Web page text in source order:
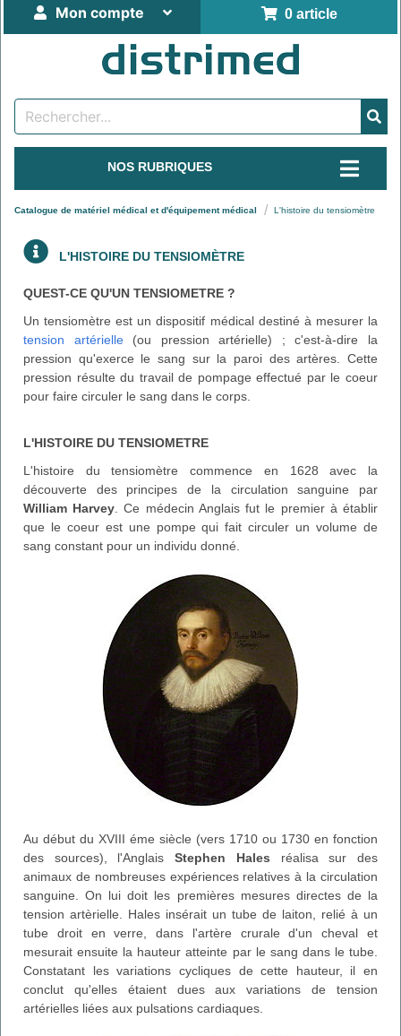
0 article
Mon compte
NOS RUBRIQUES
Catalogue de matériel médical et d'équipement médical L'histoire du tensiomètre
L'HISTOIRE DU TENSIOMÈTRE
QUEST-CE QU'UN TENSIOMETRE ?
Un tensiomètre est un dispositif médical destiné à mesurer la
tension artérielle(ou pression artérielle) ; c'est-à-dire la
pression qu'exerce le sang sur la paroi des artères. Cette
pression résulte du travail de pompage effectué par le coeur
pour faire circuler le sang dans le corps.
L'HISTOIRE DU TENSIOMETRE
L'histoire du tensiomètre commence en 1628 avec la
découverte des principes de la circulation sanguine par
William Harvey . Ce médecin Anglais fut le premier à établir
que le coeur est une pompe qui fait circuler un volume de
sang constant pour un individu donné.
Au début du XVIII éme siècle (vers 1710 ou 1730 en fonction
des sources), l'AnglaisStephen Hales réalisa sur des
animaux de nombreuses expériences relatives à la circulation
sanguine. On lui doit les premières mesures directes de la
tension artèrielle. Hales insérait un tube de laiton, relié à un
tube droit en verre, dans l'artère crurale d'un cheval et
mesurait ensuite la hauteur atteinte par le sang dans le tube.
Constatant les variations cycliques de cette hauteur, il en
conclut qu'elles étaient dues aux variations de tension
artérielles liées aux pulsations cardiaques.